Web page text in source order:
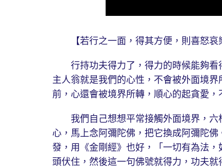
【若行之一面，得其方便，則喜怒哀
行持功夫得力了，得力的時候能夠看
主人翁就是我們的心性，不會被外面境
前，心還會被境界所轉，順心的起貪愛
我們自己想想平常接觸外面境界，六
心，馬上念阿彌陀佛，把它換成阿彌陀
發，用《金剛經》也好，「一切有為法
頭伏住，然後這一句佛號就得力，功夫就